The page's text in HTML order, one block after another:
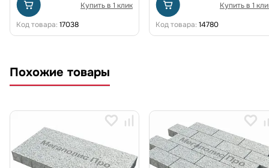
Купить в 1 клик
Код товара: 17038
Купить в 1
Код товара: 14780
Похожие товары